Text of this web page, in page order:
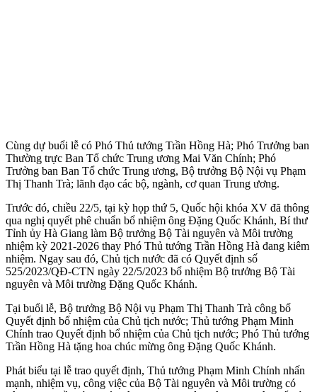
Cùng dự buổi lễ có Phó Thủ tướng Trần Hồng Hà; Phó Trưởng ban
Thường trực Ban Tổ chức Trung ương Mai Văn Chính; Phó
Trưởng ban Ban Tổ chức Trung ương, Bộ trưởng Bộ Nội vụ Phạm
Thị Thanh Trà; lãnh đạo các bộ, ngành, cơ quan Trung ương.
Trước đó, chiều 22/5, tại kỳ họp thứ 5, Quốc hội khóa XV đã thông
qua nghị quyết phê chuẩn bổ nhiệm ông Đặng Quốc Khánh, Bí thư
Tỉnh ủy Hà Giang làm Bộ trưởng Bộ Tài nguyên và Môi trường
nhiệm kỳ 2021-2026 thay Phó Thủ tướng Trần Hồng Hà đang kiêm
nhiệm. Ngay sau đó, Chủ tịch nước đã có Quyết định số
525/2023/QĐ-CTN ngày 22/5/2023 bổ nhiệm Bộ trưởng Bộ Tài
nguyên và Môi trường Đặng Quốc Khánh.
Tại buổi lễ, Bộ trưởng Bộ Nội vụ Phạm Thị Thanh Trà công bố
Quyết định bổ nhiệm của Chủ tịch nước; Thủ tướng Phạm Minh
Chính trao Quyết định bổ nhiệm của Chủ tịch nước; Phó Thủ tướng
Trần Hồng Hà tặng hoa chúc mừng ông Đặng Quốc Khánh.
Phát biểu tại lễ trao quyết định, Thủ tướng Phạm Minh Chính nhấn
mạnh, nhiệm vụ, công việc của Bộ Tài nguyên và Môi trường có